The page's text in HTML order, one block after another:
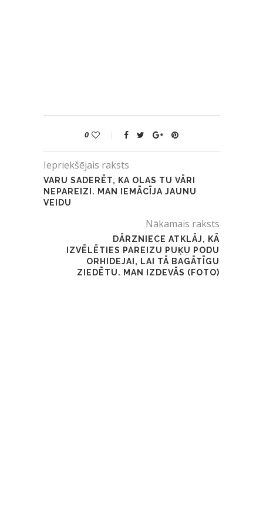
0
Iepriekšējais raksts
VARU SADERĒT, KA OLAS TU VĀRI
NEPAREIZI. MAN IEMĀCĪJA JAUNU
VEIDU
Nākamais raksts
DĀRZNIECE ATKLĀJ, KĀ
IZVĒLĒTIES PAREIZU PUĶU PODU
ORHIDEJAI, LAI TĀ BAGĀTĪGU
ZIEDĒTU. MAN IZDEVĀS (FOTO)